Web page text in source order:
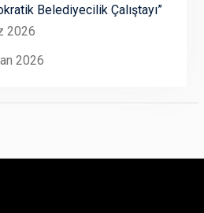
Belediyecilik Çalıştayı”
2026
2026